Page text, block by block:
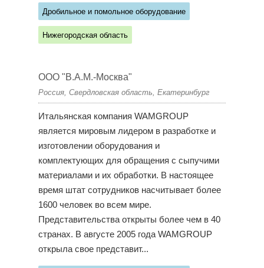
Дробильное и помольное оборудование
Нижегородская область
ООО "В.А.М.-Москва"
Россия, Свердловская область, Екатеринбург
Итальянская компания WAMGROUP
является мировым лидером в разработке и
изготовлении оборудования и
комплектующих для обращения с сыпучими
материалами и их обработки. В настоящее
время штат сотрудников насчитывает более
1600 человек во всем мире.
Представительства открыты более чем в 40
странах. В августе 2005 года WAMGROUP
открыла свое представит...